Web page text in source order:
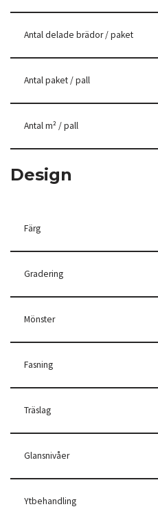
Antal delade brädor / paket
Antal paket / pall
Antal m² / pall
Design
Färg
Gradering
Mönster
Fasning
Träslag
Glansnivåer
Ytbehandling